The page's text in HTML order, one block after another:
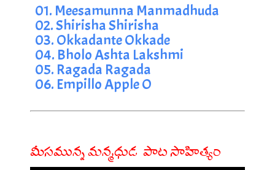
01. Meesamunna Manmadhuda
02. Shirisha Shirisha
03. Okkadante Okkade
04. Bholo Ashta Lakshmi
05. Ragada Ragada
06. Empillo Apple O
మీసమున్న మన్మధుడ పాట సాహిత్యం